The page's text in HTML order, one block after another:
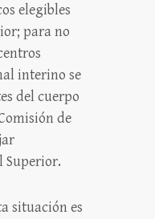
elegibles
para no
interino se
del cuerpo
de
Superior.
situación es